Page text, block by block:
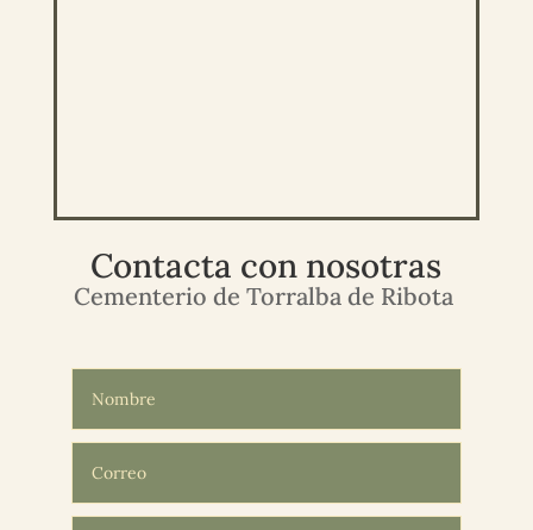
Contacta con nosotras
Cementerio de Torralba de Ribota